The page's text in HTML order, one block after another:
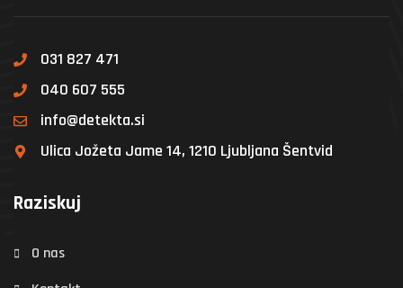
031 827 471
040 607 555
info@detekta.si
Ulica Jožeta Jame 14, 1210 Ljubljana Šentvid
Raziskuj
O nas